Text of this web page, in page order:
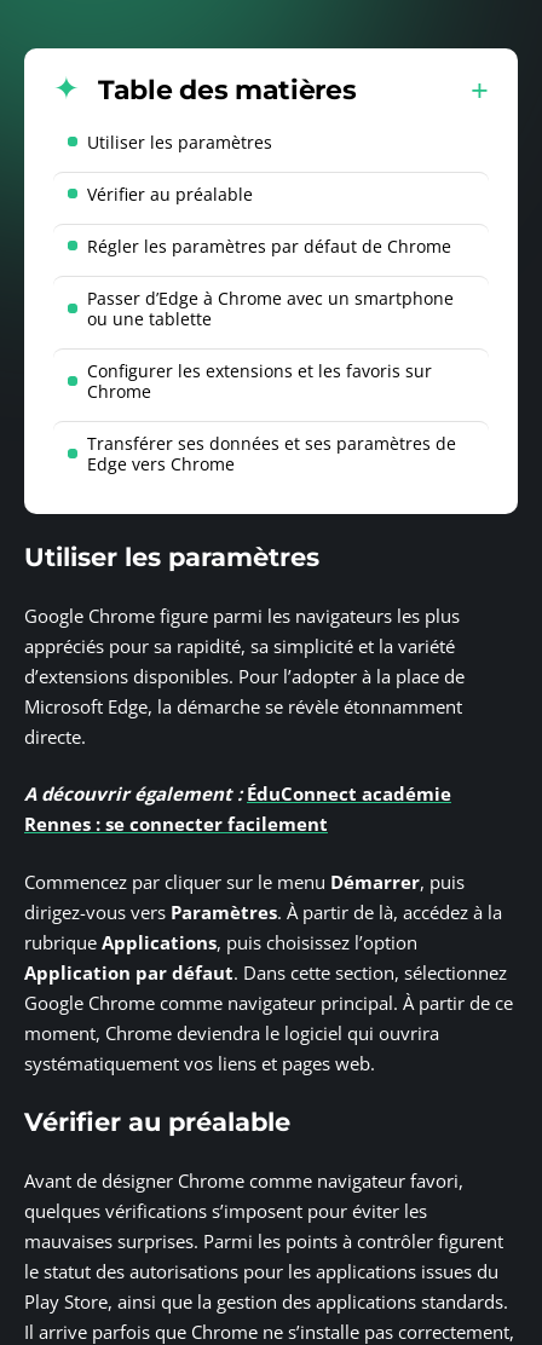
Table des matières
Utiliser les paramètres
Vérifier au préalable
Régler les paramètres par défaut de Chrome
Passer d’Edge à Chrome avec un smartphone
ou une tablette
Configurer les extensions et les favoris sur
Chrome
Transférer ses données et ses paramètres de
Edge vers Chrome
Utiliser les paramètres
Google Chrome figure parmi les navigateurs les plus
appréciés pour sa rapidité, sa simplicité et la variété
d’extensions disponibles. Pour l’adopter à la place de
Microsoft Edge, la démarche se révèle étonnamment
directe.
A découvrir également : ÉduConnect académie
Rennes : se connecter facilement
Commencez par cliquer sur le menu Démarrer, puis
dirigez-vous vers Paramètres. À partir de là, accédez à la
rubrique Applications, puis choisissez l’option
Application par défaut. Dans cette section, sélectionnez
Google Chrome comme navigateur principal. À partir de ce
moment, Chrome deviendra le logiciel qui ouvrira
systématiquement vos liens et pages web.
Vérifier au préalable
Avant de désigner Chrome comme navigateur favori,
quelques vérifications s’imposent pour éviter les
mauvaises surprises. Parmi les points à contrôler figurent
le statut des autorisations pour les applications issues du
Play Store, ainsi que la gestion des applications standards.
Il arrive parfois que Chrome ne s’installe pas correctement,